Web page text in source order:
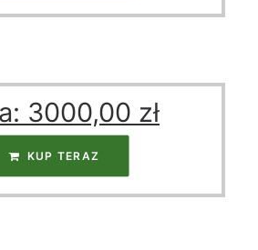
3000,00 zł
KUP TERAZ